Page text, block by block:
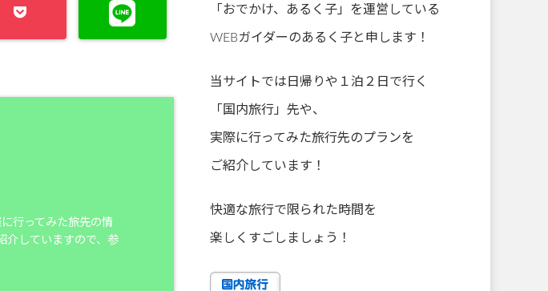
行ってみた旅先の情
介していますので、参
「おでかけ、あるく子」を運営している
WEBガイダーのあるく子と申します！
当サイトでは日帰りや１泊２日で行く
「国内旅行」先や、
実際に行ってみた旅行先のプランを
ご紹介しています！
快適な旅行で限られた時間を
楽しくすごしましょう！